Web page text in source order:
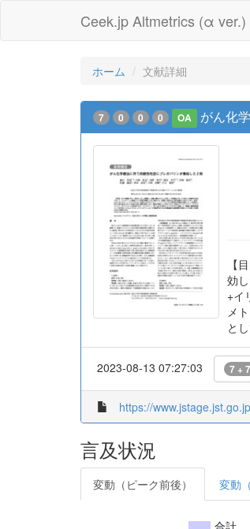
Ceek.jp Altmetrics (α ver.)
ホーム 文献詳細
7 0 0 0 OA がん化
【
効
+イ
メ
と
2023-08-13 07:27:03 7 + 7
https://
言及状況
変動（ピーク前後） 変動